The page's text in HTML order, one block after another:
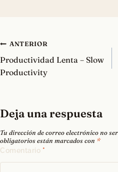
Navegación
de
entradas
ANTERIOR
Productividad Lenta – Slow
Productivity
Deja una respuesta
Tu dirección de correo electrónico no
obligatorios están marcados con *
Comentario *